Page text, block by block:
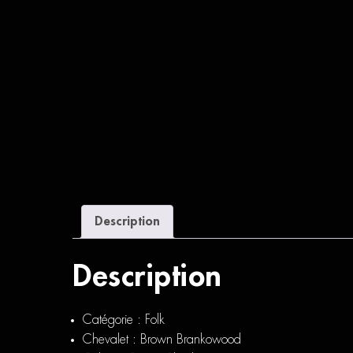
Description
Description
Catégorie : Folk
Chevalet : Brown Brankowood